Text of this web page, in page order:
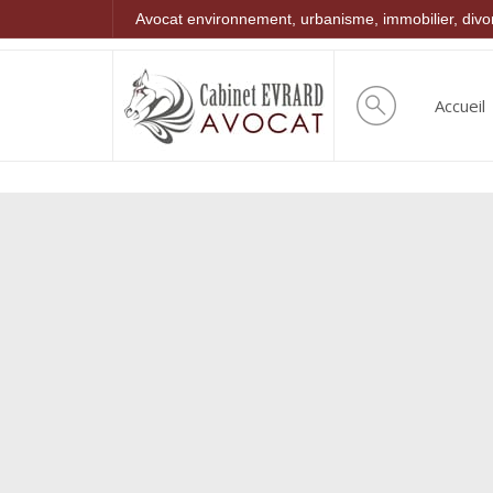
Avocat environnement, urbanisme, immobilier,
Accueil